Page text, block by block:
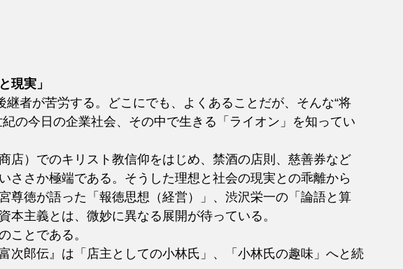
現実」
継者が苦労する。どこにでも、よくあることだが、そんな“将
の今日の企業社会、その中で生きる「ライオン」を知ってい
店）でのキリスト教信仰をはじめ、禁酒の店則、慈善券など
ささか極端である。そうした理想と社会の現実との乖離から
尊徳が語った「報徳思想（経営）」、渋沢栄一の「論語と算
本主義とは、微妙に異なる展開が待っている。
ことである。
次郎伝』は「店主としての小林氏」、「小林氏の趣味」へと続